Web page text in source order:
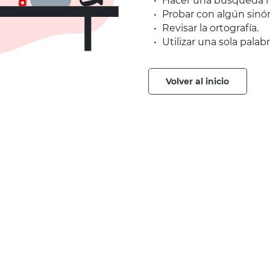
Probar con algún
Revisar la ortografía.
Utilizar una sola
volver al inicio